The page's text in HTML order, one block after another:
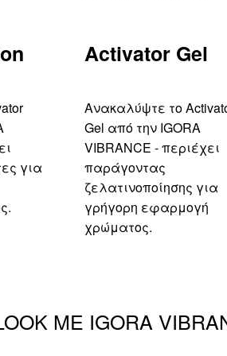
για
Activator Gel
Ανακαλύψτε το
Gel από την IGORA
VIBRANCE - περιέχει
παράγοντας
ζελατινοποίησης για
γρήγορη εφαρμογή
χρώματος.
ΜΕ IGORA